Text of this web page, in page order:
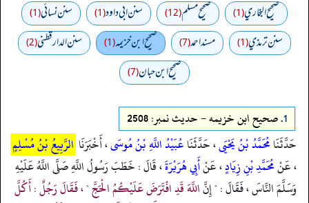
صحيح البخاري(1) صحيح مسلم(12) سنن ابي داود(1) سنن نسائي(1)
سنن ترمذي(1) مسند احمد(7) صحيح ابن خزيمه(1) سنن الدارقطني(2)
صحیح ابن حبان(7)
1. صحيح ابن خزيمه - حدیث نمبر: 2508
حَدَّثَنَامُحَمَّدُ بْنُ يَحْيَى، حَدَّثَنَاعُبَيْدُ اللَّهِ بْنُ مُوسَى، أَخْبَرَنَا الرَّبِيعُ بْنُ مُسْلِمٍ
، عَنْمُحَمَّدِ بْنِ زِيَادٍ، عَنْأَبِي هُرَيْرَةَ، قَالَ : خَطَبَ رَسُولُ اللَّهِ صَلَّى اللَّهُ عَلَيْهِ
وَسَلَّمَ النَّاسَ ، فَقَالَ : " إِنَّاللَّهَ قَدِ افْتَرَضَ عَلَيْكُمُ الْحَجَّ " ، فَقَالَ رَجُلٌ : أَكُلَّ